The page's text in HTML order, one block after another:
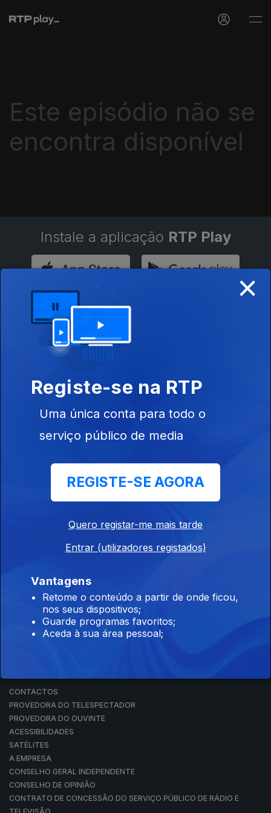
Este episódio não se
encontra disponível
Instale a aplicação RTP Play
Disponível para iOS, Android, Apple TV, Android TV e
CarPlay
RTP PLAY
EM DIRETO
REVER PROGRAMAS
CONCURSOS
CONTACTOS
PROVEDORA DO TELESPECTADOR
PROVEDORA DO OUVINTE
ACESSIBILIDADES
SATÉLITES
A EMPRESA
CONSELHO GERAL INDEPENDENTE
CONSELHO DE OPINIÃO
CONTRATO DE CONCESSÃO DO SERVIÇO PÚBLICO DE RÁDIO E
×
Registe-se na RTP
Uma única conta para todo o
serviço público de media
REGISTE-SE AGORA
Quero registar-me mais tarde
Entrar (utilizadores registados)
Vantagens
Retome o conteúdo a partir de onde ficou,
nos seus dispositivos;
Guarde programas favoritos;
Aceda à sua área pessoal;